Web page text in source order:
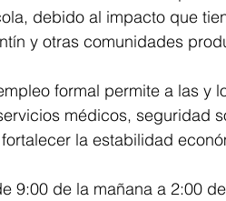
debido al impacto que
y otras comunidades
formal permite a las y
médicos, seguridad
la estabilidad
9:00 de la mañana a 2:00